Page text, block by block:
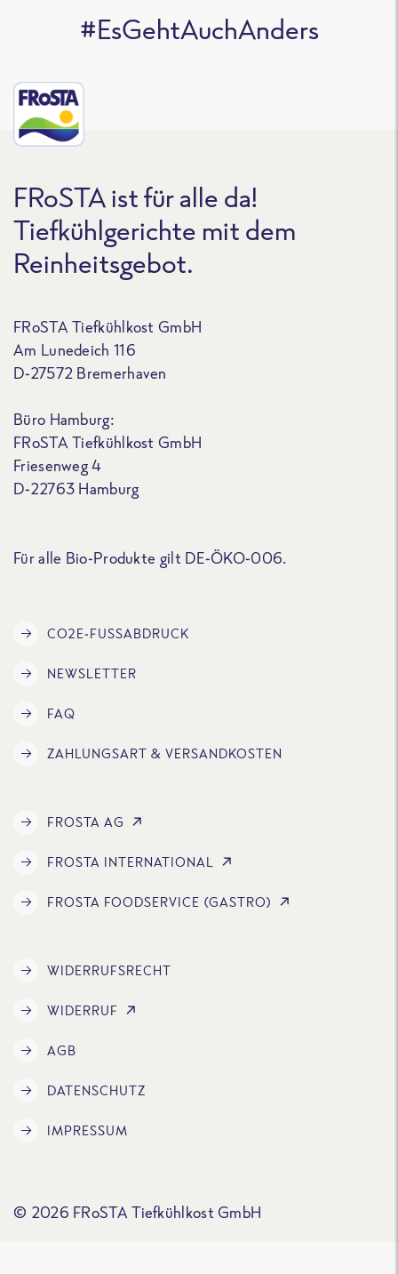
#EsGehtAuchAnders
FRoSTA ist für alle da!
Tiefkühlgerichte mit dem
Reinheitsgebot.
FRoSTA Tiefkühlkost GmbH
Am Lunedeich 116
D-27572 Bremerhaven
Büro Hamburg:
FRoSTA Tiefkühlkost GmbH
Friesenweg 4
D-22763 Hamburg
Für alle Bio-Produkte gilt DE-ÖKO-006.
CO2E-FUSSABDRUCK
NEWSLETTER
FAQ
ZAHLUNGSART & VERSANDKOSTEN
FROSTA AG
FROSTA INTERNATIONAL
FROSTA FOODSERVICE (GASTRO)
WIDERRUFSRECHT
WIDERRUF
AGB
DATENSCHUTZ
IMPRESSUM
© 2026 FRoSTA Tiefkühlkost GmbH